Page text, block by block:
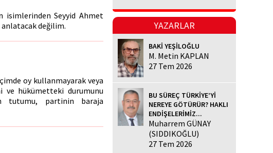
Seyyid Ahmet
değilim.
oy kullanmayarak veya
ve hükümetteki durumunu
tutumu, partinin baraja
YAZARLAR
BAKİ YEŞİLOĞLU
M. Metin KAPLAN
27 Tem 2026
BU SÜREÇ TÜRKİYE’Yİ
NEREYE GÖTÜRÜR? HAKLI
ENDİŞELERİMİZ...
Muharrem GÜNAY
(SIDDIKOĞLU)
27 Tem 2026